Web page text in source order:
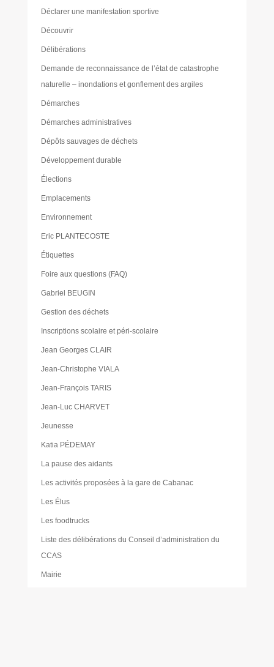
Déclarer une manifestation sportive
Découvrir
Délibérations
Demande de reconnaissance de l’état de catastrophe
naturelle – inondations et gonflement des argiles
Démarches
Démarches administratives
Dépôts sauvages de déchets
Développement durable
Élections
Emplacements
Environnement
Eric PLANTECOSTE
Étiquettes
Foire aux questions (FAQ)
Gabriel BEUGIN
Gestion des déchets
Inscriptions scolaire et péri-scolaire
Jean Georges CLAIR
Jean-Christophe VIALA
Jean-François TARIS
Jean-Luc CHARVET
Jeunesse
Katia PÉDEMAY
La pause des aidants
Les activités proposées à la gare de Cabanac
Les Élus
Les foodtrucks
Liste des délibérations du Conseil d’administration du
CCAS
Mairie